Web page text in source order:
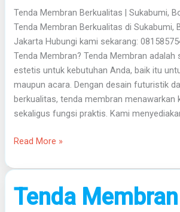
Tenda Membran Berkualitas | Sukabumi,
Tenda Membran Berkualitas di Sukabumi,
Jakarta Hubungi kami sekarang:
Tenda Membran? Tenda Membran
estetis untuk kebutuhan Anda, baik itu
maupun acara. Dengan desain futuristik
berkualitas, tenda membran menawarkan
sekaligus fungsi praktis. Kami
Read More »
Tenda
Tenda
Membran